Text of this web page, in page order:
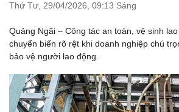
Thứ Tư, 29/04/2026, 09:13 Sáng
Quảng Ngãi – Công tác an toàn, vệ sinh
chuyển biến rõ rệt khi doanh nghiệp chú
bảo vệ người lao động.